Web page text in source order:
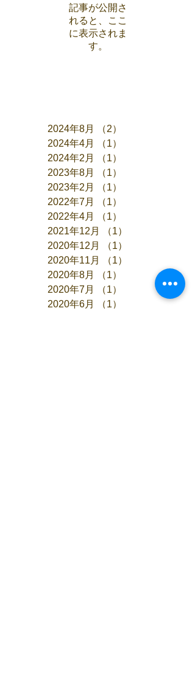
記事が公開さ
れると、ここ
に表示されま
す。
2024年8月 （2）
2024年4月
（1）
2024年2月
（1）
2023年8月
（1）
2023年2月
（1）
2022年7月
（1）
2022年4月
（1）
2021年12月
（1）
2020年12月
（1）
2020年11月
（1）
2020年8月
（1）
1件の記事
2020年7月
（1）
1件の記事
2020年6月
（1）
1件の記事